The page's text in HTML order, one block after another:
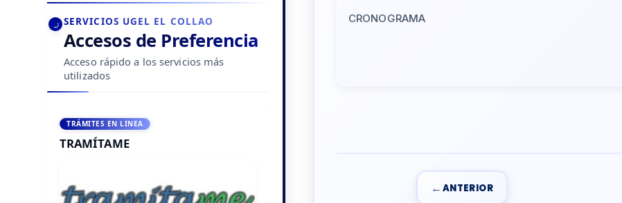
SERVICIOS UGEL EL COLLAO
Accesos de Preferencia
Acceso rápido a los servicios más
utilizados
TRÁMITES EN LINEA
TRAMÍTAME
CRONOGRAMA
← ANTERIOR